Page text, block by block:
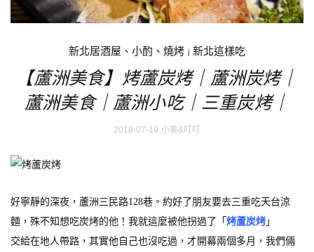
新北居酒屋、小酌、燒烤 | 新北這樣吃
【蘆洲美食】烤蘆炭烤｜蘆洲炭烤｜
蘆洲美食｜蘆洲小吃｜三重炭烤｜
2018-07-19 小美&叮叮
好寧靜的深夜，蘆洲三民路128巷。約好了朋友要去三重吃天台涼
麵，殊不知想吃炭烤的他！我就這麼被他拐過了「 烤蘆炭烤 」
交給在地人帶路，其實他自己也沒吃過，才開幕兩個多月，我們倆